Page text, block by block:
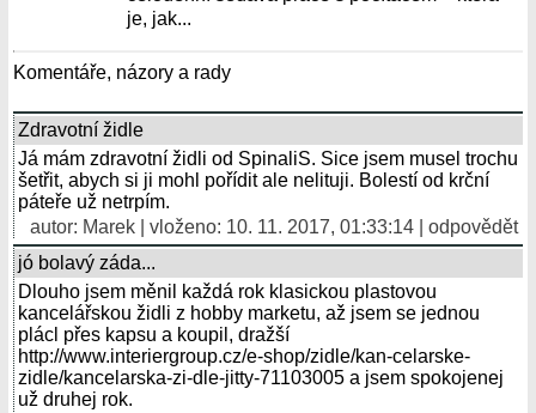
je, jak...
Komentáře, názory a rady
Zdravotní židle
Já mám zdravotní židli od SpinaliS. Sice jsem musel trochu
šetřit, abych si ji mohl pořídit ale nelituji. Bolestí od krční
páteře už netrpím.
autor: Marek | vloženo: 10. 11. 2017, 01:33:14 | odpovědět
jó bolavý záda...
Dlouho jsem měnil každá rok klasickou plastovou
kancelářskou židli z hobby marketu, až jsem se jednou
plácl přes kapsu a koupil, dražší
http://www.interiergroup.cz/e-shop/zidle/kan-celarske-
zidle/kancelarska-zi-dle-jitty-71103005 a jsem spokojenej
už druhej rok.